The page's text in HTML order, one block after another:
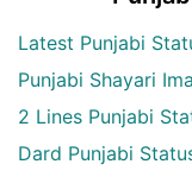
Latest Punjabi
Punjabi Shayari
2 Lines Punjabi
Dard Punjabi